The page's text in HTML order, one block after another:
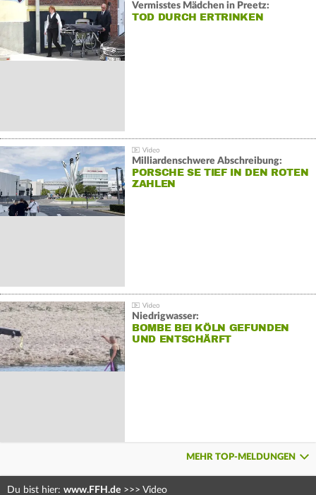
Vermisstes Mädchen in Preetz:
TOD DURCH ERTRINKEN
Milliardenschwere Abschreibung:
PORSCHE SE TIEF IN DEN ROTEN
ZAHLEN
Niedrigwasser:
BOMBE BEI KÖLN GEFUNDEN
UND ENTSCHÄRFT
MEHR TOP-MELDUNGEN
Du bist hier: www.FFH.de >>> Video